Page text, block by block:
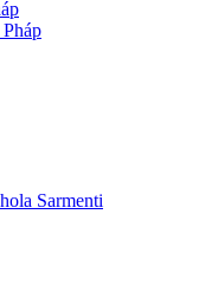
Sarmenti